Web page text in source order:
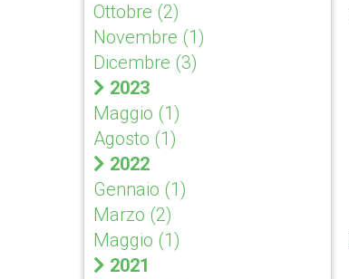
Ottobre (2)
Novembre (1)
Dicembre (3)
2023
Maggio (1)
Agosto (1)
2022
Gennaio (1)
Marzo (2)
Maggio (1)
2021